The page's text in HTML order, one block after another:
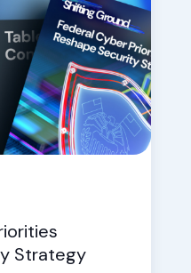
Strategy